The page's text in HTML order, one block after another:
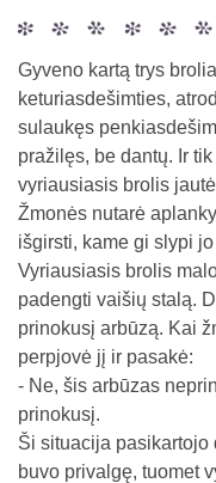
Gyveno kartą trys
keturiasdešimties,
sulaukęs
pražilęs, be dantų. Ir
vyriausiasis brolis
Žmonės nutarė
išgirsti, kame gi slypi
Vyriausiasis brolis
padengti vaišių stalą.
prinokusį arbūzą. Kai
perpjovė jį ir pasakė:
- Ne, šis arbūzas
prinokusį.
Ši situacija pasikartojo
buvo privalgę, tuomet